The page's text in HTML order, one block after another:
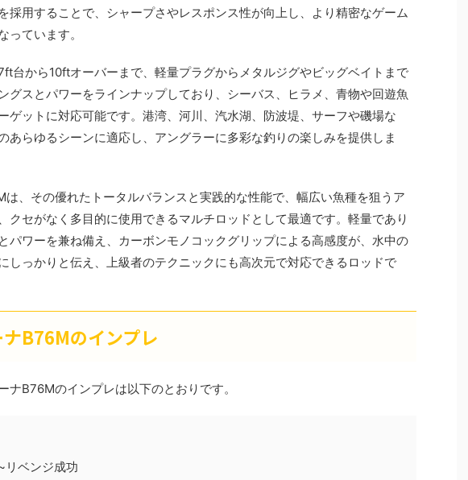
採用することで、シャープさやレスポンス性が向上し、より精密なゲーム
っています。
台から10ftオーバーまで、軽量プラグからメタルジグやビッグベイトまで
グスとパワーをラインナップしており、シーバス、ヒラメ、青物や回遊魚
ゲットに対応可能です。港湾、河川、汽水湖、防波堤、サーフや磯場な
あらゆるシーンに適応し、アングラーに多彩な釣りの楽しみを提供しま
は、その優れたトータルバランスと実践的な性能で、幅広い魚種を狙うア
クセがなく多目的に使用できるマルチロッドとして最適です。軽量であり
パワーを兼ね備え、カーボンモノコックグリップによる高感度が、水中の
しっかりと伝え、上級者のテクニックにも高次元で対応できるロッドで
B76Mのインプレ
ナB76Mのインプレは以下のとおりです。
リベンジ成功